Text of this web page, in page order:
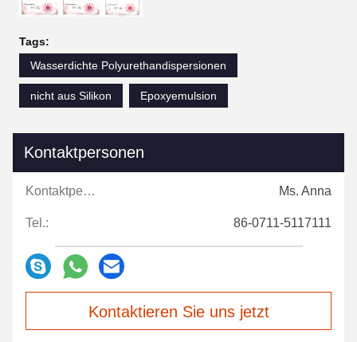
Tags:
Wasserdichte Polyurethandispersionen
nicht aus Silikon Epoxyemulsion
Kontaktpersonen
Kontaktpersonen: Ms. Anna
Tel.: 86-0711-5117111
Kontaktieren Sie uns jetzt